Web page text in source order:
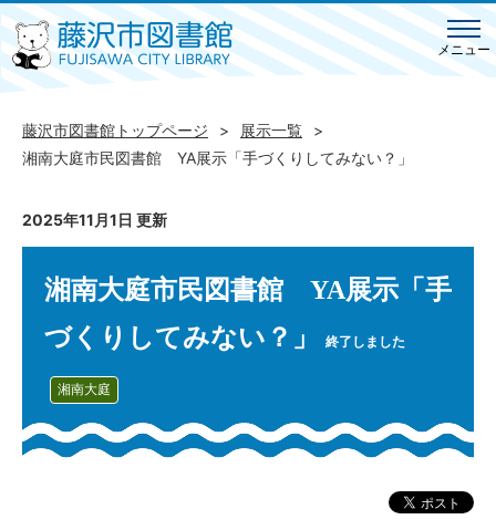
メニュー
藤沢市図書館トップページ
展示一覧
湘南大庭市民図書館 YA展示「手づくりしてみない？」
2025年11月1日 更新
湘南大庭市民図書館 YA展示「手
づくりしてみない？」
終了しました
湘南大庭